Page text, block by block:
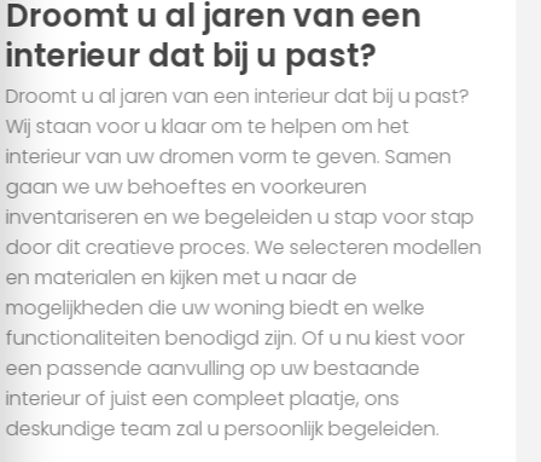
interieur dat bij u past?
Droomt u al jaren van een interieur dat bij u past?
Wij staan voor u klaar om te helpen om het
interieur van uw dromen vorm te geven. Samen
gaan we uw behoeftes en voorkeuren
inventariseren en we begeleiden u stap voor stap
door dit creatieve proces. We selecteren modellen
en materialen en kijken met u naar de
mogelijkheden die uw woning biedt en welke
functionaliteiten benodigd zijn. Of u nu kiest voor
een passende aanvulling op uw bestaande
interieur of juist een compleet plaatje, ons
deskundige team zal u persoonlijk begeleiden.